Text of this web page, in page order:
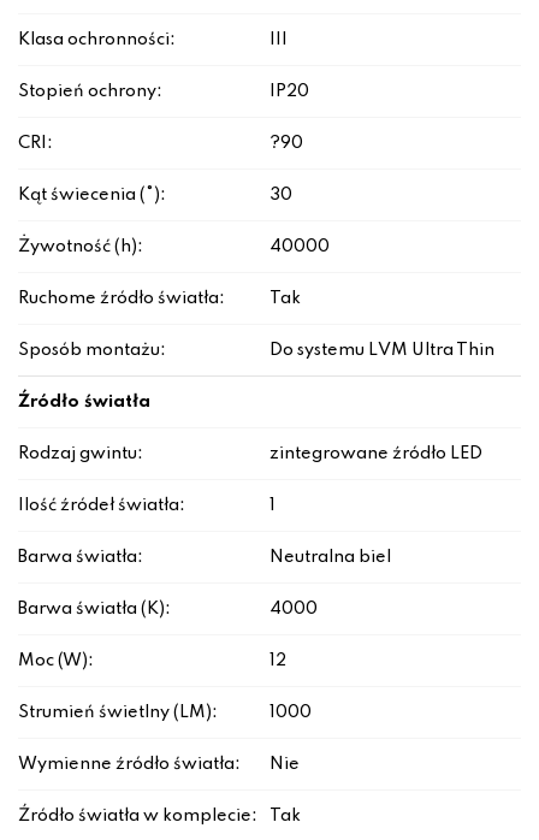
Klasa ochronności:
Stopień ochrony: IP20
CRI: ?90
Kąt świecenia (°): 30
Żywotność (h): 40000
Ruchome źródło światła: Tak
Sposób montażu: Do systemu LVM Ultra Thin
Źródło światła
Rodzaj gwintu: zintegrowane źródło LED
Ilość źródeł światła:
Barwa światła: Neutralna biel
Barwa światła (K): 4000
Moc (W): 12
Strumień świetlny (LM): 1000
Wymienne źródło światła: Nie
Źródło światła w komplecie: Tak